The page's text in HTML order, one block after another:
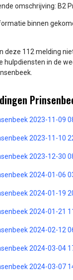
omschrijving: B2
binnen
deze 112 melding
hulpdiensten in de
2023-11-09
2023-11-10
2023-12-30
2024-01-06
2024-01-19
2024-01-21
2024-02-12
2024-03-04
2024-03-07